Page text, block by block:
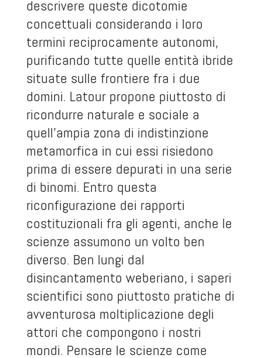
descrivere queste dicotomie
concettuali considerando i loro
termini reciprocamente autonomi,
purificando tutte quelle entità ibride
situate sulle frontiere fra i due
domini. Latour propone piuttosto di
ricondurre naturale e sociale a
quell’ampia zona di indistinzione
metamorfica in cui essi risiedono
prima di essere depurati in una serie
di binomi. Entro questa
riconfigurazione dei rapporti
costituzionali fra gli agenti, anche le
scienze assumono un volto ben
diverso. Ben lungi dal
disincantamento weberiano, i saperi
scientifici sono piuttosto pratiche di
avventurosa moltiplicazione degli
attori che compongono i nostri
mondi. Pensare le scienze come